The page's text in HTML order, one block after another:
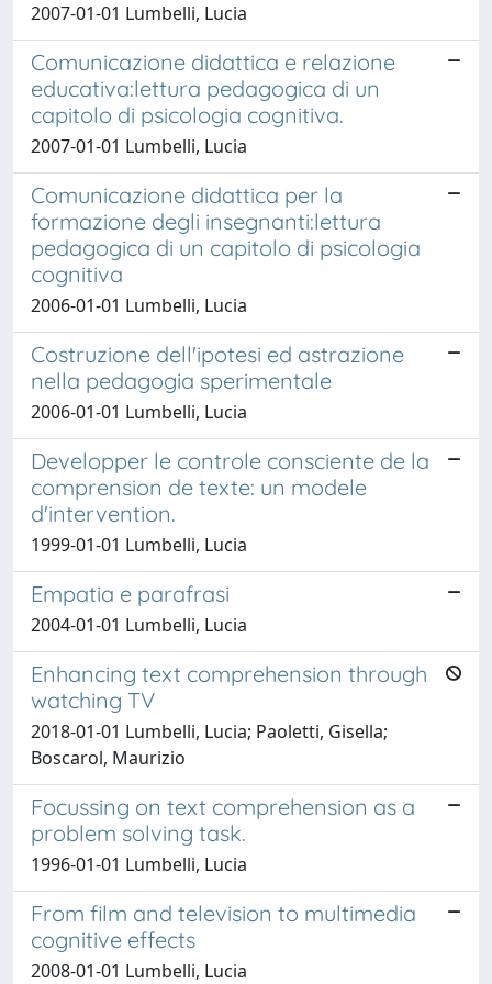
2007-01-01 Lumbelli, Lucia
Comunicazione didattica e relazione
educativa:lettura pedagogica di un
capitolo di psicologia cognitiva.
2007-01-01 Lumbelli, Lucia
Comunicazione didattica per la
formazione degli insegnanti:lettura
pedagogica di un capitolo di psicologia
cognitiva
2006-01-01 Lumbelli, Lucia
Costruzione dell'ipotesi ed astrazione
nella pedagogia sperimentale
2006-01-01 Lumbelli, Lucia
Developper le controle consciente de la
comprension de texte: un modele
d'intervention.
1999-01-01 Lumbelli, Lucia
Empatia e parafrasi
2004-01-01 Lumbelli, Lucia
Enhancing text comprehension through
watching TV
2018-01-01 Lumbelli, Lucia; Paoletti, Gisella;
Boscarol, Maurizio
Focussing on text comprehension as a
problem solving task.
1996-01-01 Lumbelli, Lucia
From film and television to multimedia
cognitive effects
2008-01-01 Lumbelli, Lucia